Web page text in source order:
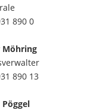
890 0
Möhring
890 13
Pöggel